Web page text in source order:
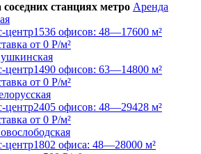
станциях метро Аренда
центр1536 офисов: 48—17600 м²
от 0 Р/м²
центр1490 офисов: 63—14800 м²
от 0 Р/м²
центр2405 офисов: 48—29428 м²
от 0 Р/м²
центр1802 офиса: 48—28000 м²